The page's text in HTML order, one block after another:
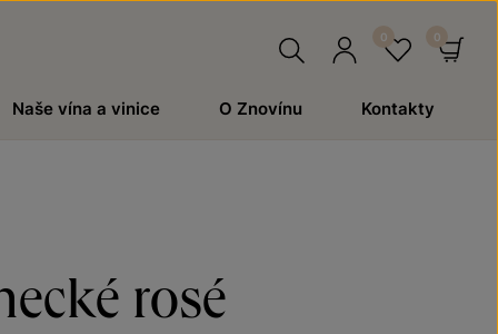
Naše vína a vinice O Znovínu Kontakty
rosé